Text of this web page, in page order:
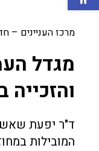
מרכז העניינים –
מגדל
והזכייה
ד"ר יפעת
המובילות